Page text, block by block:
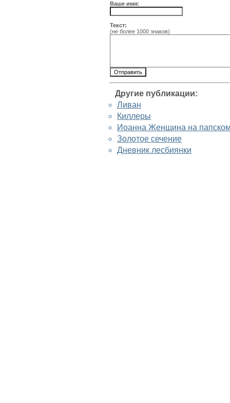
Ваше имя:
Текст:
(не более 1000 знаков)
Другие публикации:
Ливан
Киллеры
Иоанна Женщина на
Золотое сечение
Дневник лесбиянки